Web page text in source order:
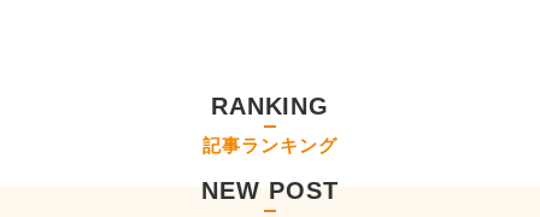
RANKING
記事ランキング
NEW POST